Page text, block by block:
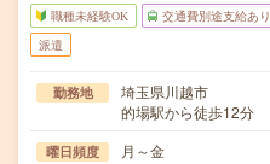
職種未経験OK 交通費別途支給あり
派遣
勤務地
埼玉県川越市
的場駅から徒歩12分
曜日頻度 月～金